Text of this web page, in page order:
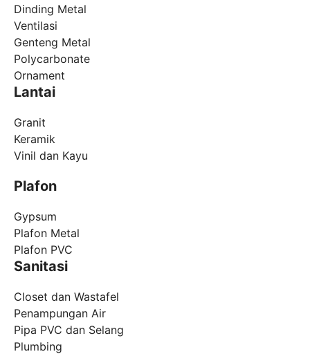
Dinding Metal
Ventilasi
Genteng Metal
Polycarbonate
Ornament
Lantai
Granit
Keramik
Vinil dan Kayu
Plafon
Gypsum
Plafon Metal
Plafon PVC
Sanitasi
Closet dan Wastafel
Penampungan Air
Pipa PVC dan Selang
Plumbing